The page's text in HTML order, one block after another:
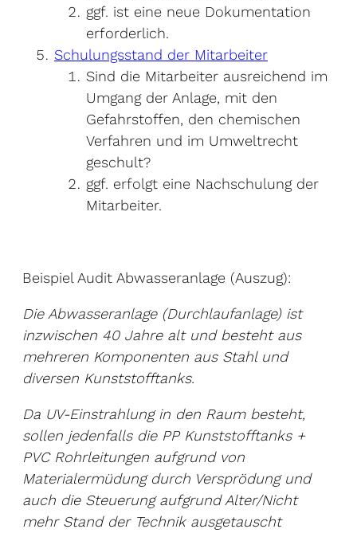
ggf. ist eine neue Dokumentation
erforderlich.
Schulungsstand der Mitarbeiter
Sind die Mitarbeiter ausreichend im
Umgang der Anlage, mit den
Gefahrstoffen, den chemischen
Verfahren und im Umweltrecht
geschult?
ggf. erfolgt eine Nachschulung der
Mitarbeiter.
Beispiel Audit Abwasseranlage (Auszug):
Die Abwasseranlage (Durchlaufanlage) ist
inzwischen 40 Jahre alt und besteht aus
mehreren Komponenten aus Stahl und
diversen Kunststofftanks.
Da UV-Einstrahlung in den Raum besteht,
sollen jedenfalls die PP Kunststofftanks +
PVC Rohrleitungen aufgrund von
Materialermüdung durch Versprödung und
auch die Steuerung aufgrund Alter/Nicht
mehr Stand der Technik ausgetauscht